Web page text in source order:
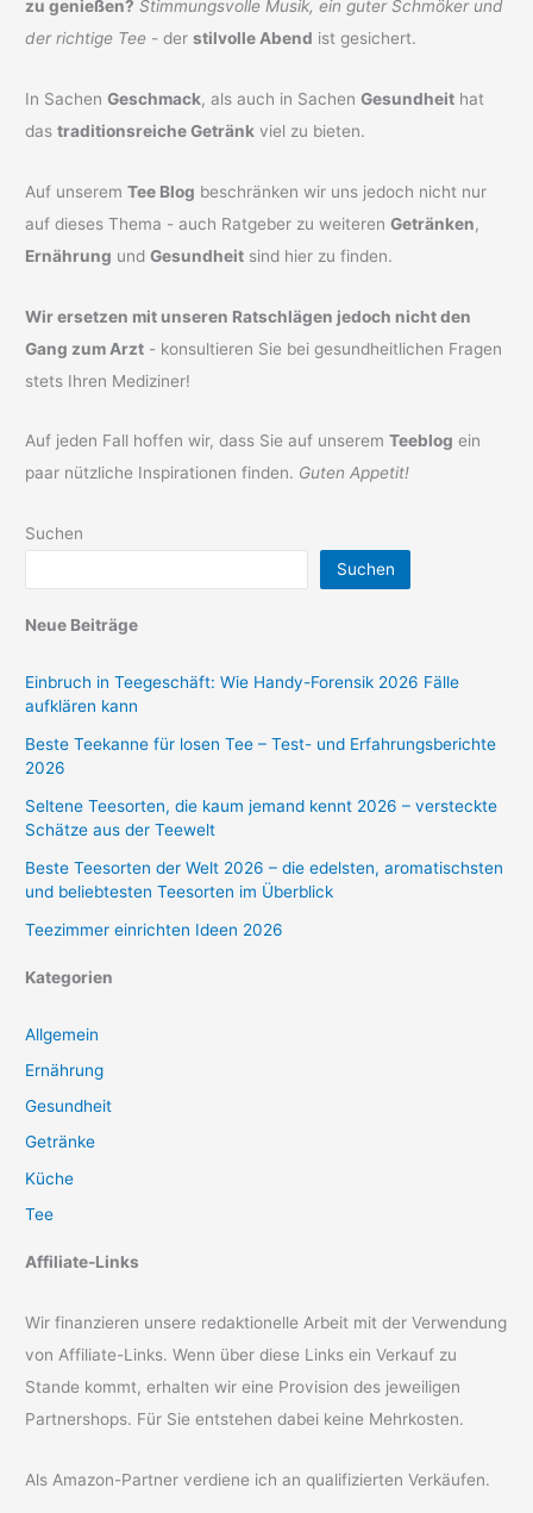
zu genießen? Stimmungsvolle Musik, ein guter Schmöker und
der richtige Tee - derstilvolle Abend ist gesichert.
In SachenGeschmack, als auch in SachenGesundheit hat
dastraditionsreiche Getränk viel zu bieten.
Auf unseremTee Blog beschränken wir uns jedoch nicht nur
auf dieses Thema - auch Ratgeber zu weiterenGetränken,
Ernährung undGesundheit sind hier zu finden.
Wir ersetzen mit unseren Ratschlägen jedoch nicht den
Gang zum Arzt - konsultieren Sie bei gesundheitlichen Fragen
stets Ihren Mediziner!
Auf jeden Fall hoffen wir, dass Sie auf unseremTeeblog ein
paar nützliche Inspirationen finden. Guten Appetit!
Suchen
Suchen
Neue Beiträge
Einbruch in Teegeschäft: Wie Handy-Forensik 2026 Fälle
aufklären kann
Beste Teekanne für losen Tee – Test- und Erfahrungsberichte
2026
Seltene Teesorten, die kaum jemand kennt 2026 – versteckte
Schätze aus der Teewelt
Beste Teesorten der Welt 2026 – die edelsten, aromatischsten
und beliebtesten Teesorten im Überblick
Teezimmer einrichten Ideen 2026
Kategorien
Allgemein
Ernährung
Gesundheit
Getränke
Küche
Tee
Affiliate-Links
Wir finanzieren unsere redaktionelle Arbeit mit der Verwendung
von Affiliate-Links. Wenn über diese Links ein Verkauf zu
Stande kommt, erhalten wir eine Provision des jeweiligen
Partnershops. Für Sie entstehen dabei keine Mehrkosten.
Als Amazon-Partner verdiene ich an qualifizierten Verkäufen.